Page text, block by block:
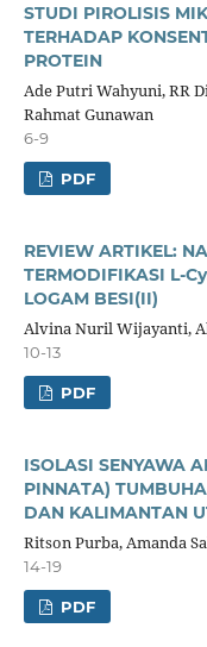
STUDI PIROLISIS
TERHADAP
PROTEIN
Ade Putri Wahyuni, RR
Rahmat Gunawan
6-9
PDF
REVIEW ARTIKEL:
TERMODIFIKASI L-
LOGAM BESI(II)
Alvina Nuril Wijayanti,
10-13
PDF
ISOLASI SENYAWA
PINNATA)
DAN KALIMANTAN
Ritson Purba, Amanda
14-19
PDF